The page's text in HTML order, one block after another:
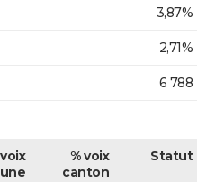
3,87%
2,71%
6 788
% voix
canton
Statut